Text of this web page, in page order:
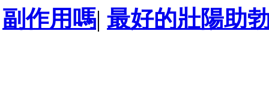
副作用嗎| 最好的壯陽助